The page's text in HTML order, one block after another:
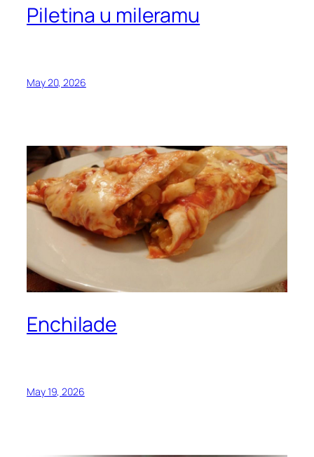
Piletina u mileramu
May 20, 2026
Enchilade
May 19, 2026